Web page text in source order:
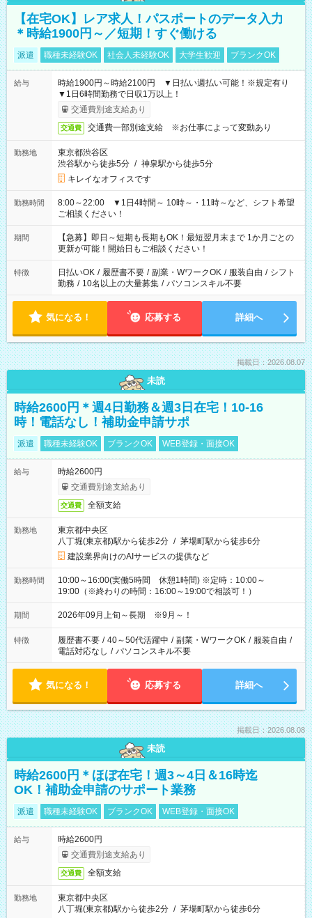
【在宅OK】レア求人！パスポートのデータ入力
＊時給1900円～／短期！すぐ働ける
派遣 職種未経験OK 社会人未経験OK 大学生歓迎 ブランクOK
給与
時給1900円～時給2100円 ▼日払い週払い可能！※規定有り
▼1日6時間勤務で日収1万以上！
交通費別途支給あり
交通費 交通費一部別途支給 ※お仕事によって変動あり
勤務地
東京都渋谷区
渋谷駅から徒歩5分 / 神泉駅から徒歩5分
キレイなオフィスです
勤務時間
8:00～22:00 ▼1日4時間～ 10時～・11時～など、シフト希望
ご相談ください！
期間
【急募】即日～短期も長期もOK！最短翌月末まで 1か月ごとの
更新が可能！開始日もご相談ください！
特徴 日払いOK / 履歴書不要 / 副業・WワークOK / 服装自由 / シフト
勤務 / 10名以上の大量募集 / パソコンスキル不要
気になる！ 応募する 詳細へ
掲載日：2026.08.07
未読
時給2600円＊週4日勤務＆週3日在宅！10-16
時！電話なし！補助金申請サポ
派遣 職種未経験OK ブランクOK WEB登録・面接OK
給与
時給2600円
交通費別途支給あり
交通費 全額支給
勤務地
東京都中央区
八丁堀(東京都)駅から徒歩2分 / 茅場町駅から徒歩6分
建設業界向けのAIサービスの提供など
勤務時間
10:00～16:00(実働5時間 休憩1時間) ※定時：10:00～
19:00（※終わりの時間：16:00～19:00で相談可！）
期間 2026年09月上旬～長期 ※9月～！
特徴 履歴書不要 / 40～50代活躍中 / 副業・WワークOK / 服装自由 /
電話対応なし / パソコンスキル不要
気になる！ 応募する 詳細へ
掲載日：2026.08.08
未読
時給2600円＊ほぼ在宅！週3～4日＆16時迄
OK！補助金申請のサポート業務
派遣 職種未経験OK ブランクOK WEB登録・面接OK
給与
時給2600円
交通費別途支給あり
交通費 全額支給
勤務地
東京都中央区
八丁堀(東京都)駅から徒歩2分 / 茅場町駅から徒歩6分